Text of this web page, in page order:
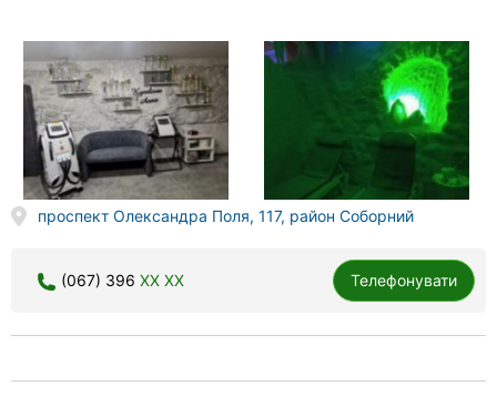
проспект Олександра Поля, 117, район Соборний
(067) 396 XX XX Телефонувати